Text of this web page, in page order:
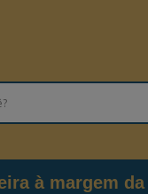
à margem